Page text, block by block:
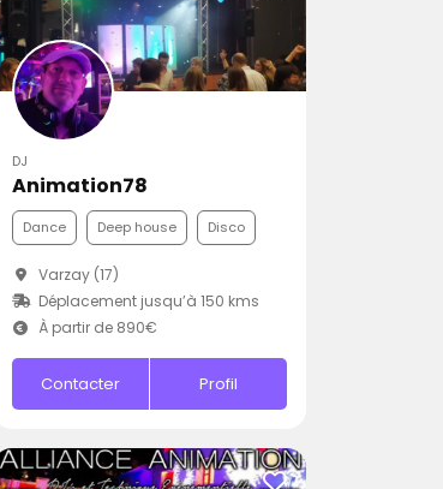
DJ
Animation78
Dance Deep house Disco
Varzay (17)
Déplacement jusqu’à 150 kms
À partir de 890€
Contacter Profil